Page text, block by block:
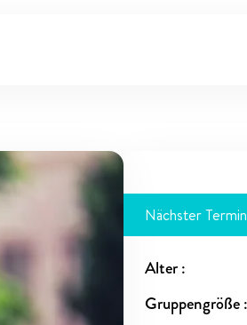
Nächster Termin
Alter
Gruppengröße